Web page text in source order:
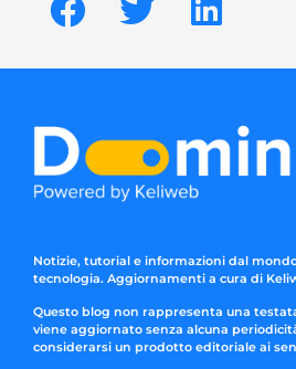
Notizie, tutorial e informazioni dal
tecnologia. Aggiornamenti a cura di
Questo blog non rappresenta una
viene aggiornato senza alcuna
considerarsi un prodotto editoriale ai